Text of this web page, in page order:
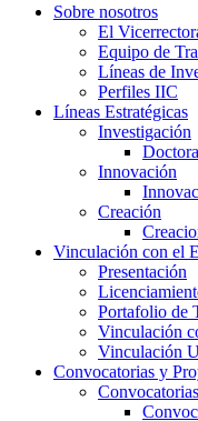
Sobre nosotros
El
Equipo de
Líneas de
Perfiles IIC
Líneas Estratégicas
Investigación
Innovación
Creación
Vinculación con el
Presentación
Portafolio de
Vinculación
Vinculación
Convocatorias y
Convocatorias